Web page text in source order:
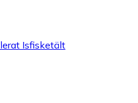
Isfisketält